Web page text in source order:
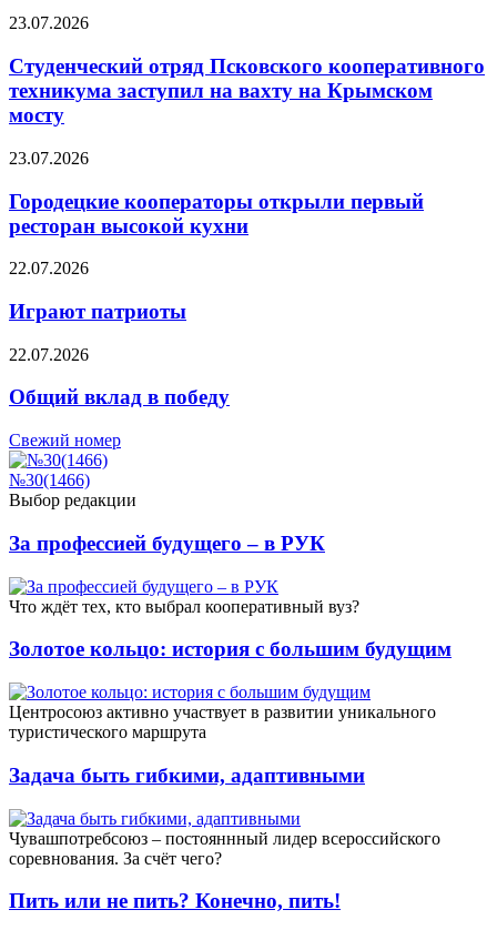
23.07.2026
Студенческий отряд Псковского кооперативного
техникума заступил на вахту на Крымском
мосту
23.07.2026
Городецкие кооператоры открыли первый
ресторан высокой кухни
22.07.2026
Играют патриоты
22.07.2026
Общий вклад в победу
Свежий номер
№30(1466)
Выбор редакции
За профессией будущего – в РУК
Что ждёт тех, кто выбрал кооперативный вуз?
Золотое кольцо: история с большим будущим
Центросоюз активно участвует в развитии уникального
туристического маршрута
Задача быть гибкими, адаптивными
Чувашпотребсоюз – постояннный лидер всероссийского
соревнования. За счёт чего?
Пить или не пить? Конечно, пить!